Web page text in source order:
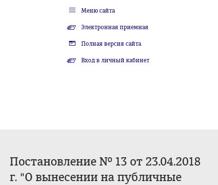
Меню сайта
Электронная приемная
Полная версия сайта
Вход в личный кабинет
Постановление № 13 от 23.04.2018
г. "О вынесении на публичные